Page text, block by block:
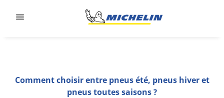
Comment choisir entre pneus été, pneus hiver et
pneus toutes saisons ?